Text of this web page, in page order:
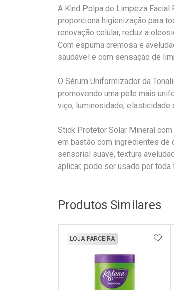
A Kind Polpa de Limpeza
proporciona higienização para
renovação celular, reduz a
Com espuma cremosa e
saudável e com sensação de
O Sérum Uniformizador da
promovendo uma pele mais
viço, luminosidade, elasticidade
Stick Protetor Solar Mineral
em bastão com ingredientes de
sensorial suave, textura
aplicar, pode ser usado por
Produtos Similares
LOJA PARCEIRA